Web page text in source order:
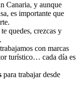
Canaria, y aunque
es importante que
quedes, crezcas y
con marcas
turístico… cada día es
para trabajar desde